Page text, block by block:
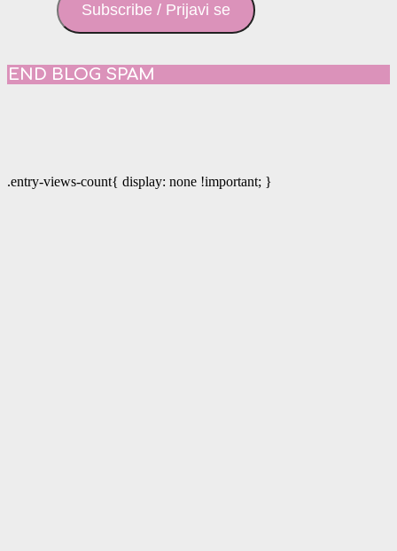
Subscribe / Prijavi se
END BLOG SPAM
.entry-views-count{ display: none !important; }